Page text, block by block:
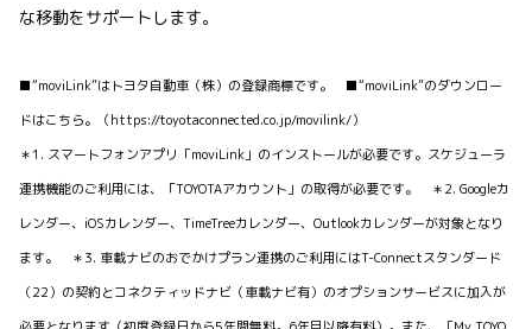
な移動をサポートします。
■“moviLink”はトヨタ自動車（株）の登録商標です。 ■“moviLink”のダウンロー
ドはこちら。（https://toyotaconnected.co.jp/movilink/）
＊1. スマートフォンアプリ「moviLink」のインストールが必要です。スケジューラ
連携機能のご利用には、「TOYOTAアカウント」の取得が必要です。 ＊2. Googleカ
レンダー、iOSカレンダー、TimeTreeカレンダー、Outlookカレンダーが対象となり
ます。 ＊3. 車載ナビのおでかけプラン連携のご利用にはT-Connectスタンダード
（22）の契約とコネクティッドナビ（車載ナビ有）のオプションサービスに加入が